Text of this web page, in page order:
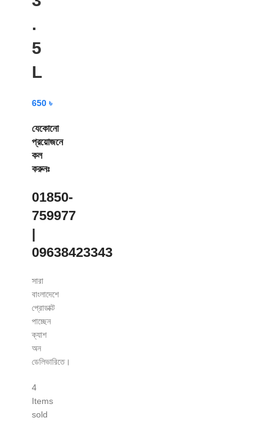
.
5
L
650 ৳
যেকোনো
প্রয়োজনে
কল
করুনঃ
01850-
759977
|
09638423343
সারা
বাংলাদেশে
প্রোডাক্ট
পাচ্ছেন
ক্যাশ
অন
ডেলিভারিতে।
4
Items
sold